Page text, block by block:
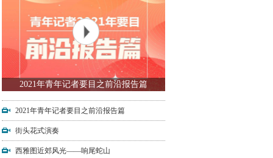
2021年青年记者要目之前沿报告篇
2021年青年记者要目之前沿报告篇
街头花式演奏
西雅图近郊风光——响尾蛇山